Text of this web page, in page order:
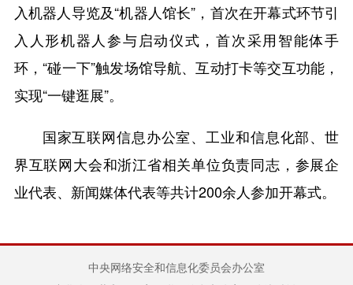
入机器人导览及“机器人馆长”，首次在开幕式环节引
入人形机器人参与启动仪式，首次采用智能体手
环，“碰一下”触发场馆导航、互动打卡等交互功能，
实现“一键逛展”。
国家互联网信息办公室、工业和信息化部、世
界互联网大会和浙江省相关单位负责同志，参展企
业代表、新闻媒体代表等共计200余人参加开幕式。
中央网络安全和信息化委员会办公室